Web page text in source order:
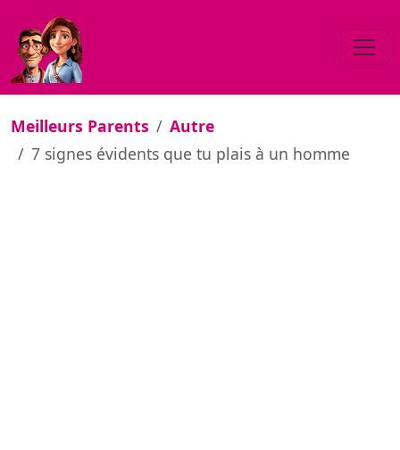
Meilleurs Parents
Autre
7 signes évidents que tu plais à un homme